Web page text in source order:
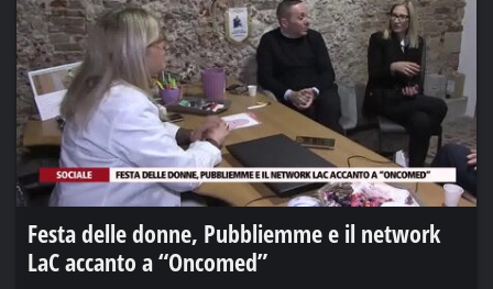
Festa delle donne, Pubbliemme e il network
LaC accanto a “Oncomed”